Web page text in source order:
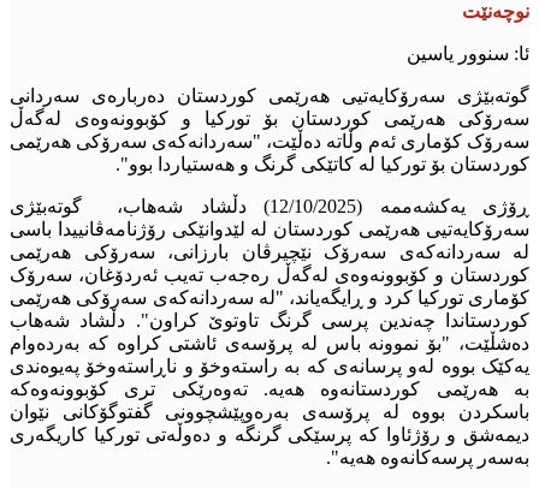
نوچەنێت
ئا: سنوور یاسین
گوتەبێژی سەرۆکایەتیی هەرێمی کوردستان دەربارەی سەردانی
سەرۆکی هەرێمی کوردستان بۆ تورکیا و کۆبوونەوەی لەگەڵ
سەرۆک کۆماری ئەم وڵاتە دەڵێت، "سەردانەکەی سەرۆکی هەرێمی
کوردستان بۆ تورکیا لە کاتێکی گرنگ و هەستیاردا بوو".
ڕۆژی یەکشەممە (12/10/2025) دڵشاد شەهاب، گوتەبێژی
سەرۆکایەتیی هەرێمی کوردستان لە لێدوانێکی رۆژنامەڤانییدا باسی
لە سەردانەکەی سەرۆک نێچیرڤان بارزانی، سەرۆکی هەرێمی
کوردستان و کۆبوونەوەی لەگەڵ رەجەب تەیب ئەردۆغان، سەرۆک
کۆماری تورکیا کرد و ڕایگەیاند، "لە سەردانەکەی سەرۆکی هەرێمی
کوردستاندا چەندین پرسی گرنگ تاوتوێ کراون". دڵشاد شەهاب
دەشڵێت، "بۆ نموونە باس لە پرۆسەی ئاشتی کراوە کە بەردەوام
یەکێک بووە لەو پرسانەی کە بە راستەوخۆ و ناڕاستەوخۆ پەیوەندی
بە هەرێمی کوردستانەوە هەیە. تەوەرێکی تری کۆبوونەوەکە
باسکردن بووە لە پرۆسەی بەرەوپێشچوونی گفتوگۆکانی نێوان
دیمەشق و رۆژئاوا کە پرسێکی گرنگە و دەوڵەتی تورکیا کاریگەری
بەسەر پرسەکانەوە هەیە".